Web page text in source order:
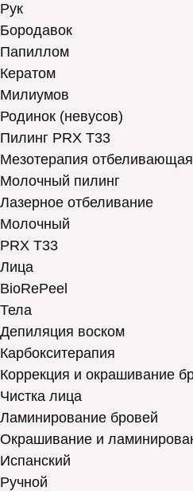
Рук
Бородавок
Папиллом
Кератом
Милиумов
Родинок (невусов)
Пилинг PRX T33
Мезотерапия отбеливающая
Молочный пилинг
Лазерное отбеливание
Молочный
PRX T33
Лица
BioRePeel
Тела
Депиляция воском
Карбокситерапия
Коррекция и окрашивание
Чистка лица
Ламинирование бровей
Окрашивание и
Испанский
Ручной